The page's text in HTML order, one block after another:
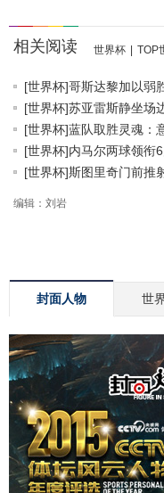
相关阅读 世界杯 TOP
[世界杯]哥斯达黎加以弱
[世界杯]苏亚雷斯静坐场
[世界杯]蓝队取胜灵魂：
[世界杯]内马尔两球领衔6
[世界杯]斯图里奇门前推
编辑：刘岩
封面人物 世